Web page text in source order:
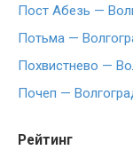
Пост Абезь —
Потьма —
Похвистнево —
Почеп —
Рейтинг